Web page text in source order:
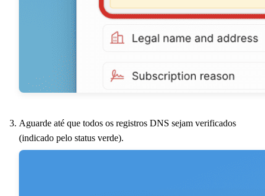
Aguarde até que todos os registros DNS sejam verificados
(indicado pelo status verde).